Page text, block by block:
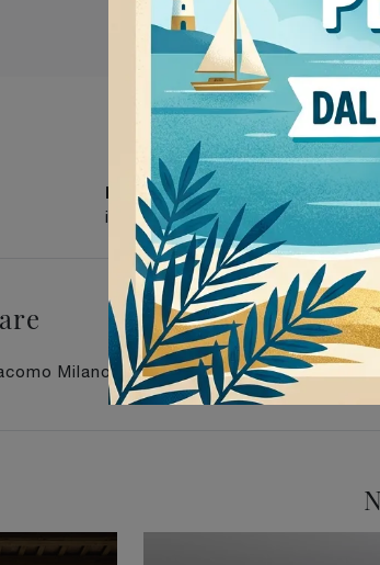
Materiale
in laccato opaco 38
Milano Pareti attrezzate